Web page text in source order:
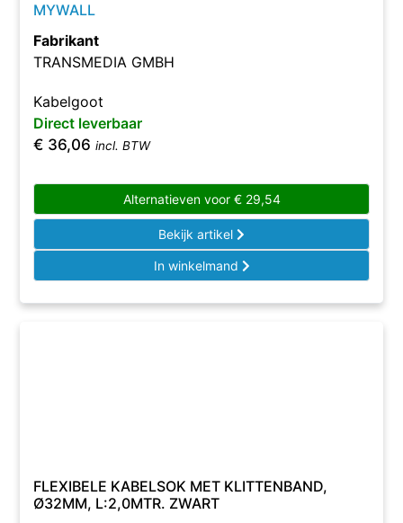
MYWALL
Fabrikant
TRANSMEDIA GMBH
Kabelgoot
Direct leverbaar
€ 36,06 incl. BTW
Alternatieven voor €29,54
Bekijk artikel
In winkelmand
FLEXIBELE KABELSOK MET KLITTENBAND,
Ø32MM, L:2,0MTR. ZWART